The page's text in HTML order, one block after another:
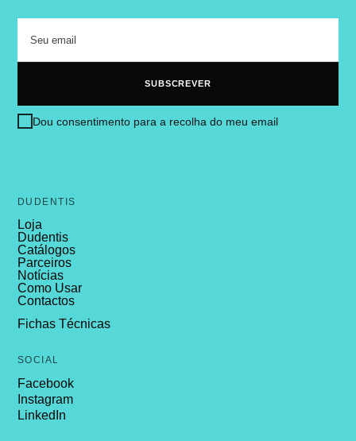
Dou consentimento para a recolha do meu email
DUDENTIS
Loja
Dudentis
Catálogos
Parceiros
Notícias
Como Usar
Contactos
Fichas Técnicas
SOCIAL
Facebook
Instagram
LinkedIn